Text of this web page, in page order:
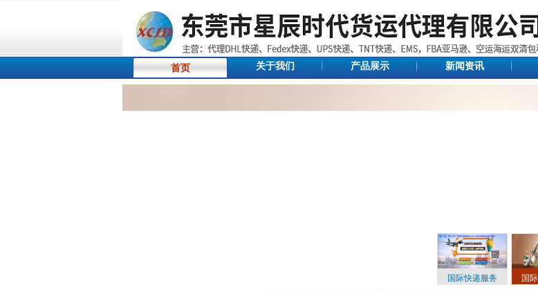
首页 关于我们 产品展示 新闻资讯
国际快递服务 国